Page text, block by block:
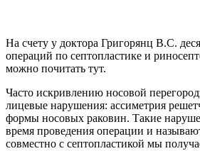
На счету у доктора Григорянц В.С.
операций по септопластике и
можно почитать тут.
Часто искривлению носовой
лицевые нарушения: ассиметрия
формы носовых раковин. Такие
время проведения операции и
совместно с септопластикой мы